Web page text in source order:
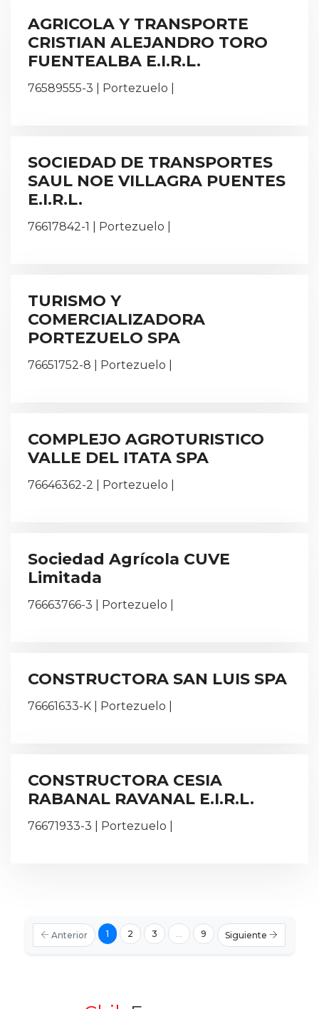
AGRICOLA Y TRANSPORTE
CRISTIAN ALEJANDRO TORO
FUENTEALBA E.I.R.L.
76589555-3 | Portezuelo |
SOCIEDAD DE TRANSPORTES
SAUL NOE VILLAGRA PUENTES
E.I.R.L.
76617842-1 | Portezuelo |
TURISMO Y
COMERCIALIZADORA
PORTEZUELO SPA
76651752-8 | Portezuelo |
COMPLEJO AGROTURISTICO
VALLE DEL ITATA SPA
76646362-2 | Portezuelo |
Sociedad Agrícola CUVE
Limitada
76663766-3 | Portezuelo |
CONSTRUCTORA SAN LUIS SPA
76661633-K | Portezuelo |
CONSTRUCTORA CESIA
RABANAL RAVANAL E.I.R.L.
76671933-3 | Portezuelo |
Anterior 1 2 3 ... 9 Siguiente